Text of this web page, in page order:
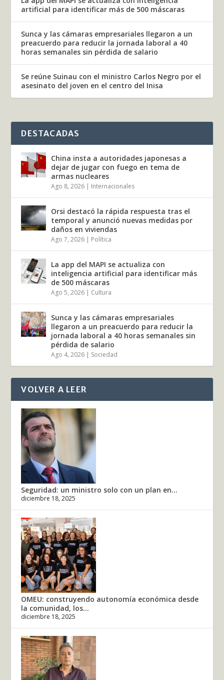
artificial para identificar más de 500 máscaras
Sunca y las cámaras empresariales llegaron a un
preacuerdo para reducir la jornada laboral a 40
horas semanales sin pérdida de salario
Se reúne Suinau con el ministro Carlos Negro por el
asesinato del joven en el centro del Inisa
DESTACADAS
China insta a autoridades japonesas a
dejar de jugar con fuego en tema de
armas nucleares
Ago 8, 2026 | Internacionales
Orsi destacó la rápida respuesta tras el
temporal y anunció nuevas medidas por
daños en viviendas
Ago 7, 2026 | Política
La app del MAPI se actualiza con
inteligencia artificial para identificar más
de 500 máscaras
Ago 5, 2026 | Cultura
Sunca y las cámaras empresariales
llegaron a un preacuerdo para reducir la
jornada laboral a 40 horas semanales sin
pérdida de salario
Ago 4, 2026 | Sociedad
VOLVER A LEER
Seguridad: un ministro solo con un plan en...
diciembre 18, 2025
OMEU: construyendo autonomía económica desde
la comunidad, los...
diciembre 18, 2025